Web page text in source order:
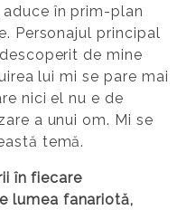
aduce în prim-plan
Personajul principal
de mine
lui mi se pare mai
nici el nu e de
a unui om. Mi se
temă.
în fiecare
lumea fanariotă,